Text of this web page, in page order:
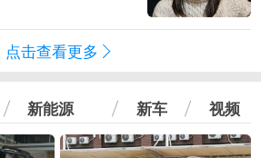
点击查看更多
新能源 新车 视频